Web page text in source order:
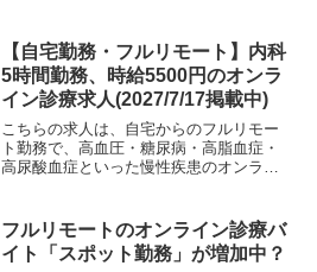
となっています。クリニックへの通勤は
なく、自宅から勤務が...
【自宅勤務・フルリモート】内科
5時間勤務、時給5500円のオンラ
イン診療求人(2027/7/17掲載中)
こちらの求人は、自宅からのフルリモー
ト勤務で、高血圧・糖尿病・高脂血症・
高尿酸血症といった慢性疾患のオンライ
ます。勤務曜日は火・木・金・土・日と
幅広く設定されており、...
フルリモートのオンライン診療バ
イト「スポット勤務」が増加中？